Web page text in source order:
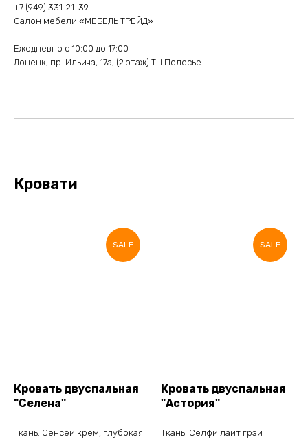
+7 (949) 331-21-39
Салон мебели «МЕБЕЛЬ ТРЕЙД»
Ежедневно с 10:00 до 17:00
Донецк, пр. Ильича, 17а, (2 этаж) ТЦ Полесье
Кровати
SALE
Кровать двуспальная
"Селена"
Ткань: Сенсей крем, глубокая
SALE
Кровать двуспальная
"Астория"
Ткань: Селфи лайт грэй